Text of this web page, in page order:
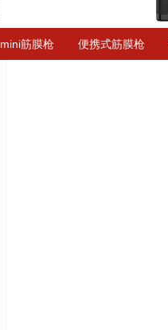
mini筋膜枪 便携式筋膜枪